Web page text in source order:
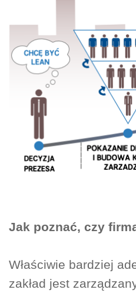
Jak poznać, czy
Właściwie bardziej
zakład jest